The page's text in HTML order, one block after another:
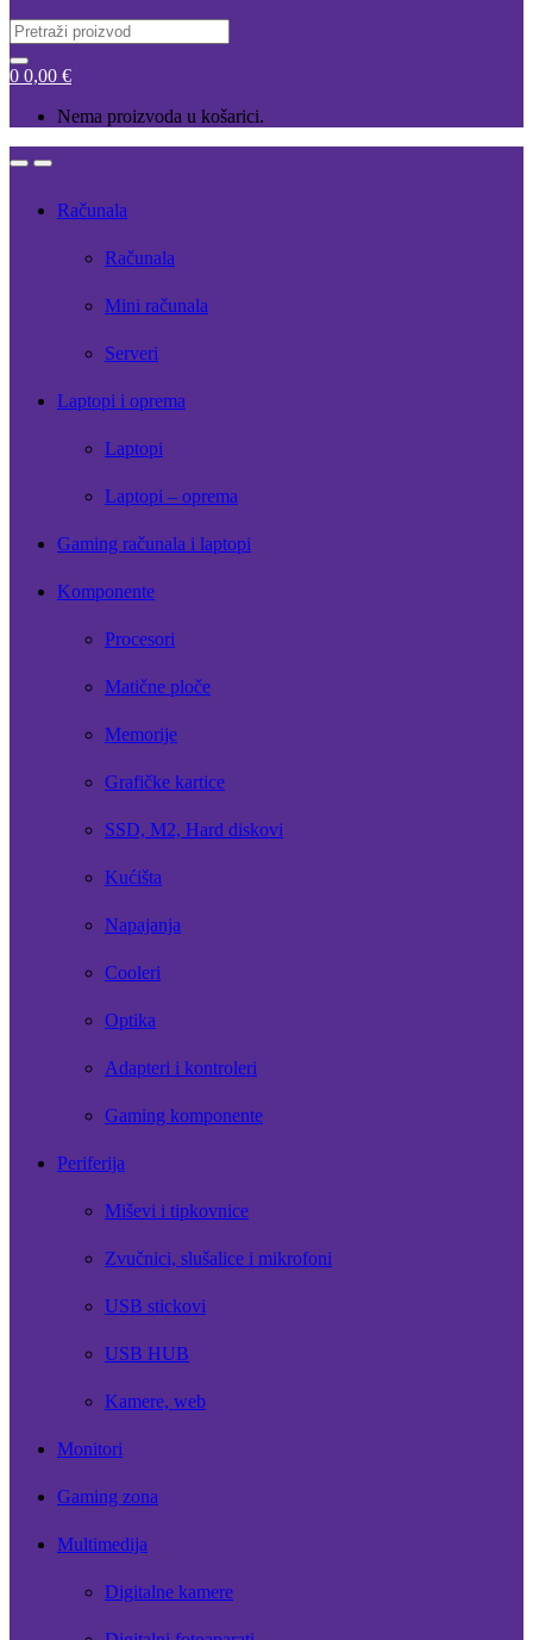
Search
for:
0 0,00 €
Nema proizvoda u košarici.
OpenClose
Računala
Računala
Mini računala
Serveri
Laptopi i oprema
Laptopi
Laptopi – oprema
Gaming računala i laptopi
Komponente
Procesori
Matične ploče
Memorije
Grafičke kartice
SSD, M2, Hard diskovi
Kućišta
Napajanja
Cooleri
Optika
Adapteri i kontroleri
Gaming komponente
Periferija
Miševi i tipkovnice
Zvučnici, slušalice i mikrofoni
USB stickovi
USB HUB
Kamere, web
Monitori
Gaming zona
Multimedija
Digitalne kamere